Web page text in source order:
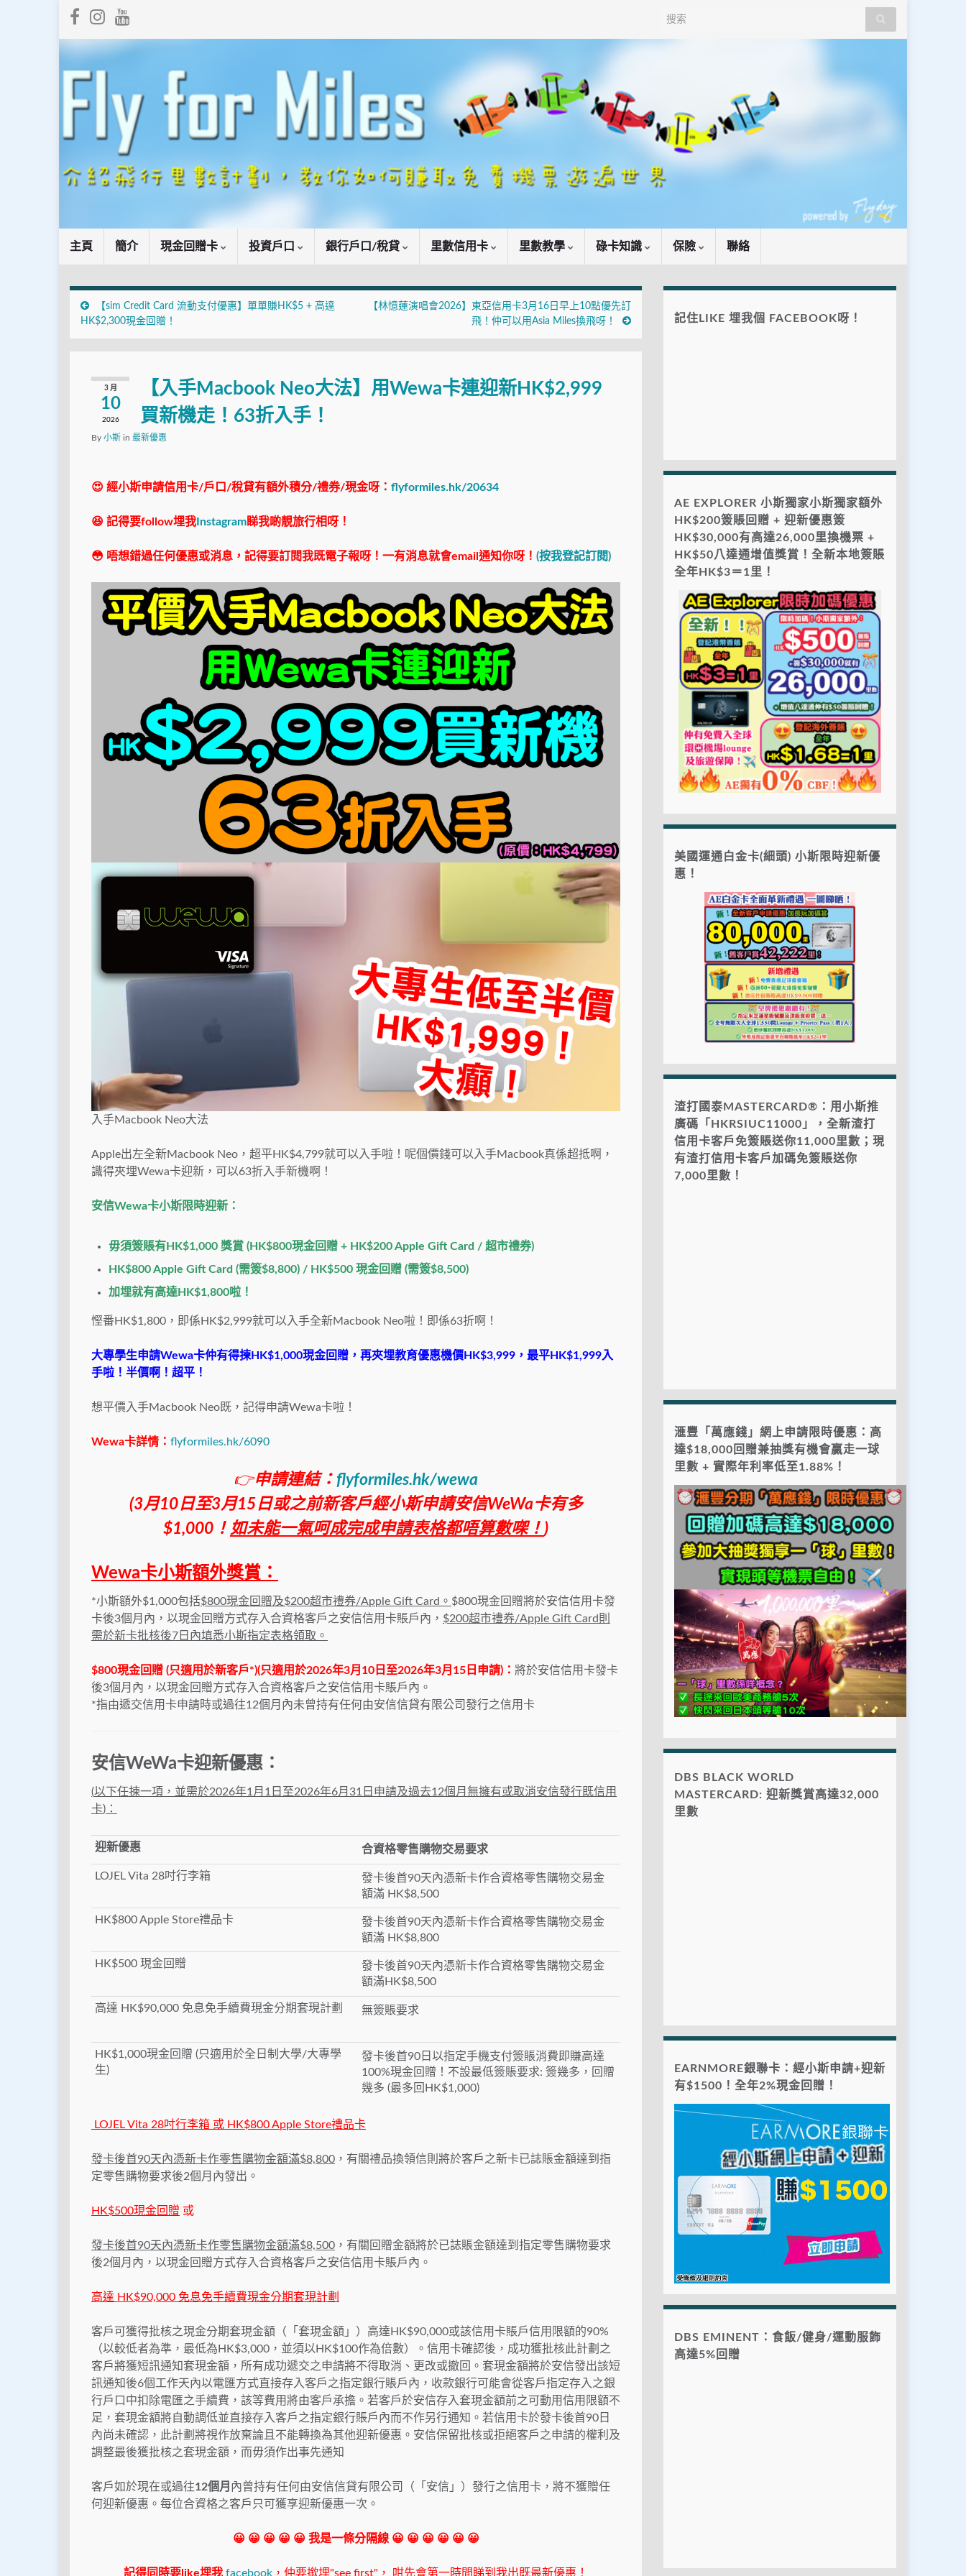
Search for:
主頁 簡介 現金回贈卡 投資戶口 銀行戶口/稅貸 里數信用卡 里數教學 碌卡知識 保險 聯絡
【sim Credit Card 流動支付優惠】單單賺HK$5 + 高達
HK$2,300現金回贈！
【林憶蓮演唱會2026】東亞信用卡3月16日早上10點優先訂
飛！仲可以用Asia Miles換飛呀！
3 月
10
2026
【入手Macbook Neo大法】用Wewa卡連迎新HK$2,999
買新機走！63折入手！
By 小斯 in 最新優惠
😍 經小斯申請信用卡/戶口/稅貸有額外積分/禮券/現金呀： flyformiles.hk/20634
😆 記得要follow埋我 Instagram睇我啲靚旅行相呀！
😳 唔想錯過任何優惠或消息，記得要訂閱我既電子報呀！一有消息就會email通知你呀！ (按我登記訂閱)
入手Macbook Neo大法
Apple出左全新Macbook Neo，超平HK$4,799就可以入手啦！呢個價錢可以入手Macbook真係超抵啊，
識得夾埋Wewa卡迎新，可以63折入手新機啊！
安信Wewa卡小斯限時迎新：
毋須簽賬有HK$1,000 獎賞 (HK$800現金回贈 + HK$200 Apple Gift Card / 超市禮券)
HK$800 Apple Gift Card (需簽$8,800) / HK$500 現金回贈 (需簽$8,500)
加埋就有高達HK$1,800啦！
慳番HK$1,800，即係HK$2,999就可以入手全新Macbook Neo啦！即係63折啊！
大專學生申請Wewa卡仲有得揀HK$1,000現金回贈，再夾埋教育優惠機價HK$3,999，最平HK$1,999入
手啦！半價啊！超平！
想平價入手Macbook Neo既，記得申請Wewa卡啦！
Wewa卡詳情： flyformiles.hk/6090
👉申請連結： flyformiles.hk/wewa
(3月10日至3月15日或之前新客戶經小斯申請安信WeWa卡有多
$1,000！ 如未能一氣呵成完成申請表格都唔算數㗎！ )
Wewa卡小斯額外獎賞：
*小斯額外$1,000包括$800現金回贈及$200超市禮券/Apple Gift Card。 $800現金回贈將於安信信用卡發
卡後3個月內，以現金回贈方式存入合資格客戶之安信信用卡賬戶內， $200超市禮券/Apple Gift Card則
需於新卡批核後7日內填悉小斯指定表格領取。
$800現金回贈 (只適用於新客戶*)(只適用於2026年3月10日至2026年3月15日申請)： 將於安信信用卡發卡
後3個月內，以現金回贈方式存入合資格客戶之安信信用卡賬戶內。
*指由遞交信用卡申請時或過往12個月內未曾持有任何由安信信貸有限公司發行之信用卡
安信WeWa卡迎新優惠：
(以下任揀一項，並需於2026年1月1 日至2026年6月31 日申請及過去12個月無擁有或取消安信發行既信用
卡) ：
迎新優惠 合資格零售購物交易要求
LOJEL Vita 28吋行李箱
發卡後首90天內憑新卡作合資格零售購物交易金
額滿 HK$8,500
HK$800 Apple Store禮品卡
發卡後首90天內憑新卡作合資格零售購物交易金
額滿 HK$8,800
HK$500 現金回贈
發卡後首90天內憑新卡作合資格零售購物交易金
額滿HK$8,500
高達 HK$90,000 免息免手續費現金分期套現計劃 無簽賬要求
HK$1,000現金回贈 (只適用於全日制大學/大專學
生)
發卡後首90日以指定手機支付簽賬消費即賺高達
100%現金回贈！不設最低簽賬要求: 簽幾多，回贈
幾多 (最多回HK$1,000)
LOJEL Vita 28吋行李箱 或 HK$800 Apple Store禮品卡
發卡後首90天內憑新卡作零售購物金額滿$8,800 ，有關禮品換領信則將於客戶之新卡已誌賬金額達到指
定零售購物要求後2個月內發出。
HK$500現金回贈 或
發卡後首90天內憑新卡作零售購物金額滿$8,500 ，有關回贈金額將於已誌賬金額達到指定零售購物要求
後2個月內，以現金回贈方式存入合資格客戶之安信信用卡賬戶內。
高達 HK$90,000 免息免手續費現金分期套現計劃
客戶可獲得批核之現金分期套現金額（「套現金額」）高達HK$90,000或該信用卡賬戶信用限額的90%
（以較低者為準，最低為HK$3,000，並須以HK$100作為倍數）。信用卡確認後，成功獲批核此計劃之
客戶將獲短訊通知套現金額，所有成功遞交之申請將不得取消、更改或撤回。套現金額將於安信發出該短
訊通知後6個工作天內以電匯方式直接存入客戶之指定銀行賬戶內，收款銀行可能會從客戶指定存入之銀
行戶口中扣除電匯之手續費，該等費用將由客戶承擔。若客戶於安信存入套現金額前之可動用信用限額不
足，套現金額將自動調低並直接存入客戶之指定銀行賬戶內而不作另行通知。若信用卡於發卡後首90日
內尚未確認，此計劃將視作放棄論且不能轉換為其他迎新優惠。安信保留批核或拒絕客戶之申請的權利及
調整最後獲批核之套現金額，而毋須作出事先通知
客戶如於現在或過往12個月 內曾持有任何由安信信貸有限公司（「安信」）發行之信用卡，將不獲贈任
何迎新優惠。每位合資格之客戶只可獲享迎新優惠一次。
😀 😀 😀 😀 😀 我是一條分隔線 😀 😀 😀 😀 😀 😀
記得同時要like埋我 facebook ，仲要撳埋"see first"， 咁先會第一時間睇到我出既最新優惠！
記住LIKE 埋我個 FACEBOOK呀！
AE EXPLORER 小斯獨家小斯獨家額外
HK$200簽賬回贈 + 迎新優惠簽
HK$30,000有高達26,000里換機票 +
HK$50八達通增值獎賞！全新本地簽賬
全年HK$3＝1里！
美國運通白金卡(細頭) 小斯限時迎新優
惠！
渣打國泰MASTERCARD®：用小斯推
廣碼「HKRSIUC11000」，全新渣打
信用卡客戶免簽賬送你11,000里數；現
有渣打信用卡客戶加碼免簽賬送你
7,000里數！
滙豐「萬應錢」網上申請限時優惠：高
達$18,000回贈兼抽獎有機會贏走一球
里數 + 實際年利率低至1.88%！
DBS BLACK WORLD
MASTERCARD: 迎新獎賞高達32,000
里數
EARNMORE銀聯卡：經小斯申請+迎新
有$1500！全年2%現金回贈！
DBS EMINENT：食飯/健身/運動服飾
高達5%回贈